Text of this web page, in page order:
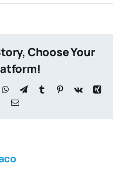
Open
Choose Your
WhatsApp
TelegramTumblr Pinterest
Vk
Xing
Correo